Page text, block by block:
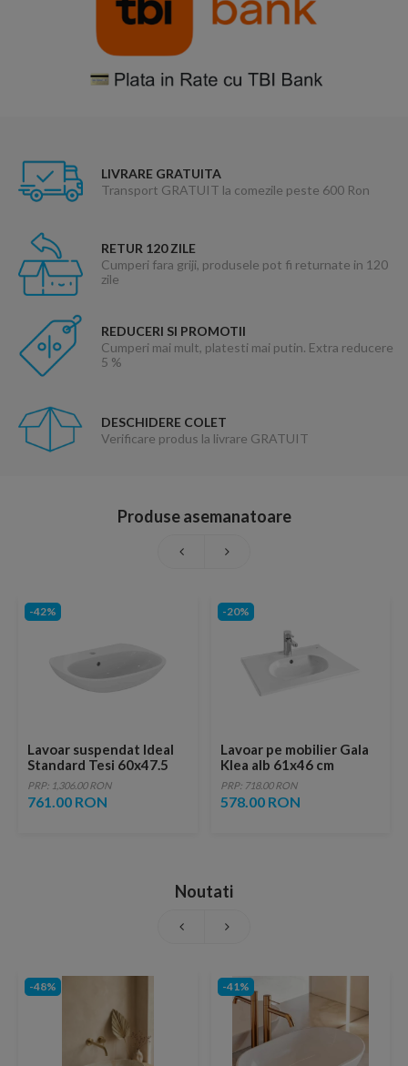
LIVRARE GRATUITA
Transport GRATUIT la comezile peste 600 Ron
RETUR 120 ZILE
Cumperi fara griji, produsele pot fi returnate in 120
zile
REDUCERI SI PROMOTII
Cumperi mai mult, platesti mai putin. Extra reducere
5 %
DESCHIDERE COLET
Verificare produs la livrare GRATUIT
Produse asemanatoare
-42%
Lavoar suspendat Ideal
Standard Tesi 60x47.5
cm alb lucios
PRP: 1,306.00 RON
761.00 RON
-20%
Lavoar pe mobilier Gala
Klea alb 61x46 cm
PRP: 718.00 RON
578.00 RON
Noutati
-48% -41%